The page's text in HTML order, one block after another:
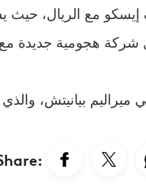
إيسكو مع الريال،
ميراليم بيانيتش،